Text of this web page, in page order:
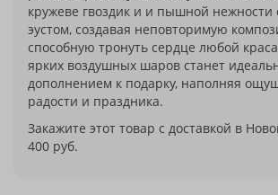
кружеве гвоздик и и пышной нежности
эустом, создавая неповторимую
способную тронуть сердце любой
ярких воздушных шаров станет
дополнением к подарку, наполняя
радости и праздника.
Закажите этот товар с доставкой в
400 руб.